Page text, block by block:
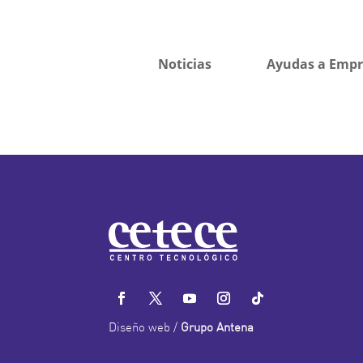
Noticias Ayudas a
Diseño web / Grupo Antena